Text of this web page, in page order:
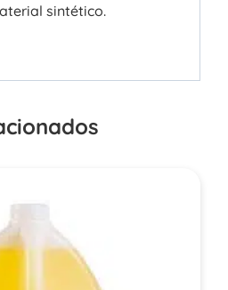
sintético.